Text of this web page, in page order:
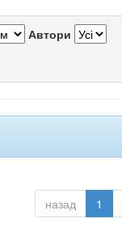
Автори
назад 1